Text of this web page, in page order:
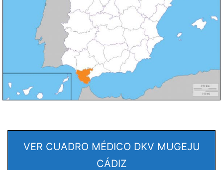
VER CUADRO MÉDICO DKV MUGEJU
CÁDIZ